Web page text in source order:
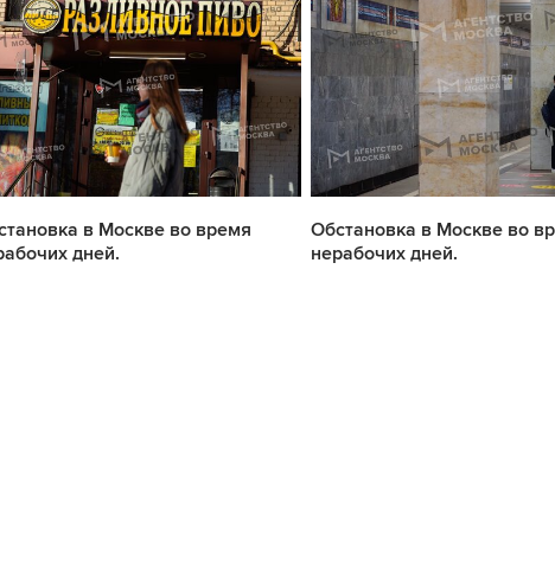
в Москве во время
дней.
Обстановка в Москве во
нерабочих дней.